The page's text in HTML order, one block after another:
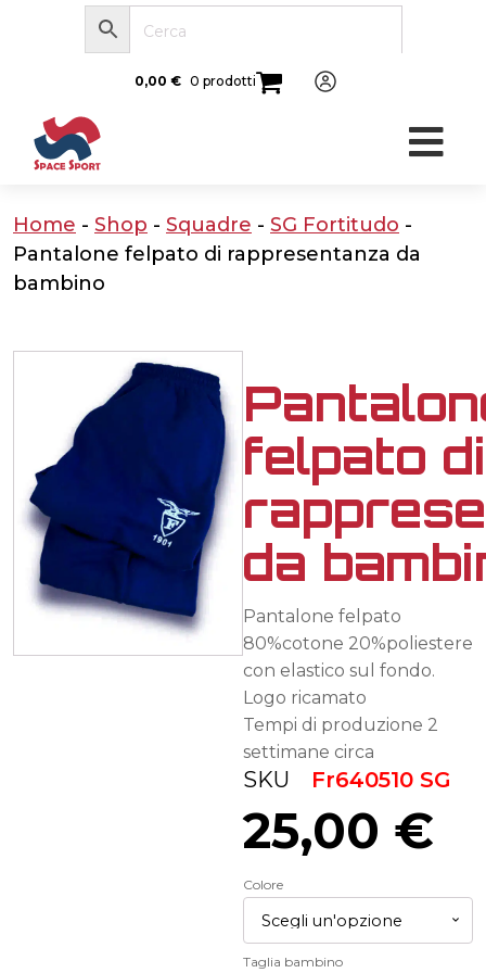
0,00 € 0 prodotti
Home - Shop - Squadre - SG Fortitudo -
Pantalone felpato di rappresentanza da
bambino
felpato di
da
Pantalone felpato
80%cotone 20%poliestere
con elastico sul fondo.
Logo ricamato
Tempi di produzione 2
settimane circa
SKU Fr640510 SG
25,00 €
Colore
Taglia bambino